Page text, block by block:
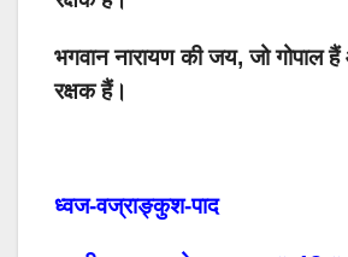
भगवान नारायण की जय, जो गोपाल
रक्षक हैं।
ध्वज-वज्राङ्कुश-पाद